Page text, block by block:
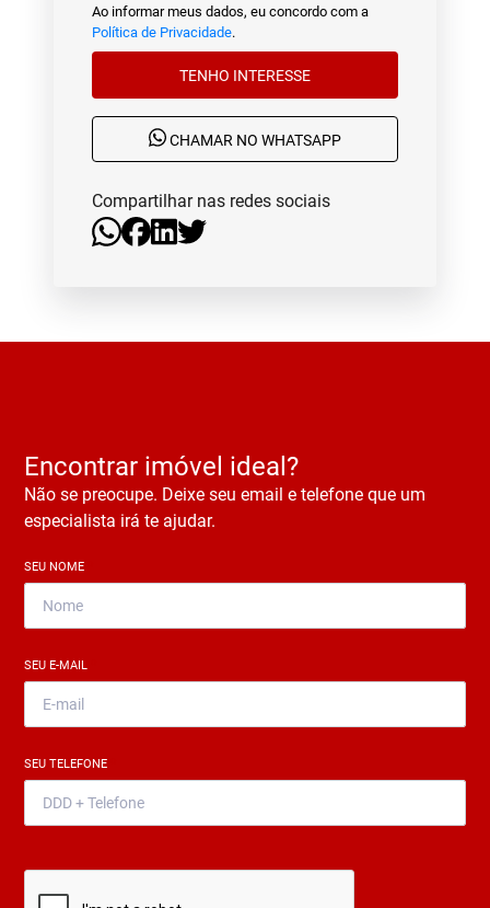
Ao informar meus dados, eu concordo com a
Política de Privacidade.
TENHO INTERESSE
CHAMAR NO WHATSAPP
Compartilhar nas redes sociais
Encontrar imóvel ideal?
Não se preocupe. Deixe seu email e telefone que um
especialista irá te ajudar.
SEU NOME
SEU E-MAIL
SEU TELEFONE